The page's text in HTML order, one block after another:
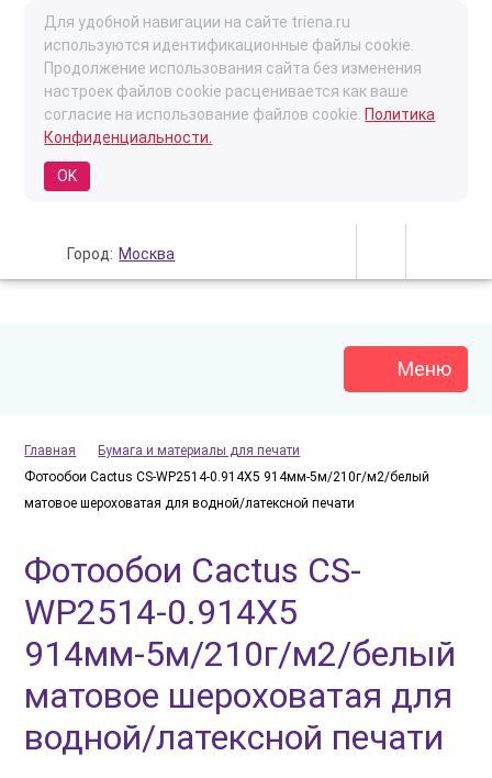
Для удобной навигации на сайте triena.ru
используются идентификационные файлы cookie.
Продолжение использования сайта без изменения
настроек файлов cookie расценивается как ваше
согласие на использование файлов cookie. Политика
Конфиденциальности.
OK
Город: Москва
Меню
Главная
Бумага и материалы для печати
Фотообои Cactus CS-WP2514-0.914X5 914мм-5м/210г/м2/белый
матовое шероховатая для водной/латексной печати
Фотообои Cactus CS-
WP2514-0.914X5
914мм-5м/210г/м2/белый
матовое шероховатая для
водной/латексной печати